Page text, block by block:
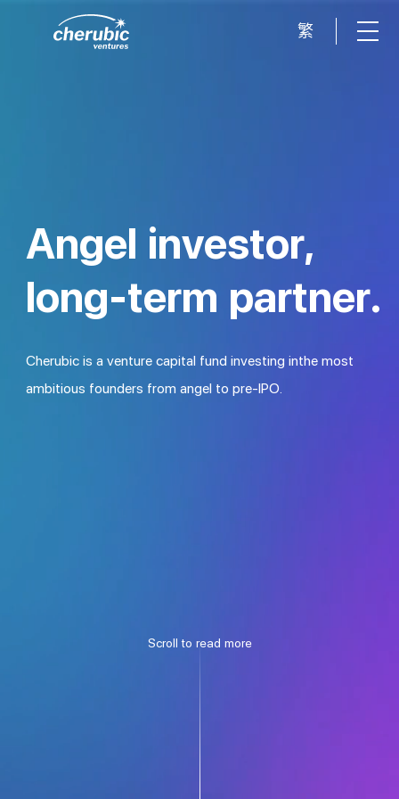
繁
Angel investor,
long-term partner.
Cherubic is a venture capital fund investing inthe most
ambitious founders from angel to pre-IPO.
Scroll to read more